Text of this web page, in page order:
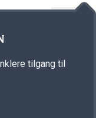
tilgang til